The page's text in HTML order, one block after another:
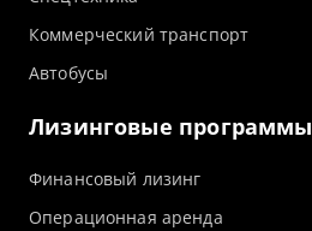
Коммерческий транспорт
Автобусы
Лизинговые программы
Финансовый лизинг
Операционная аренда